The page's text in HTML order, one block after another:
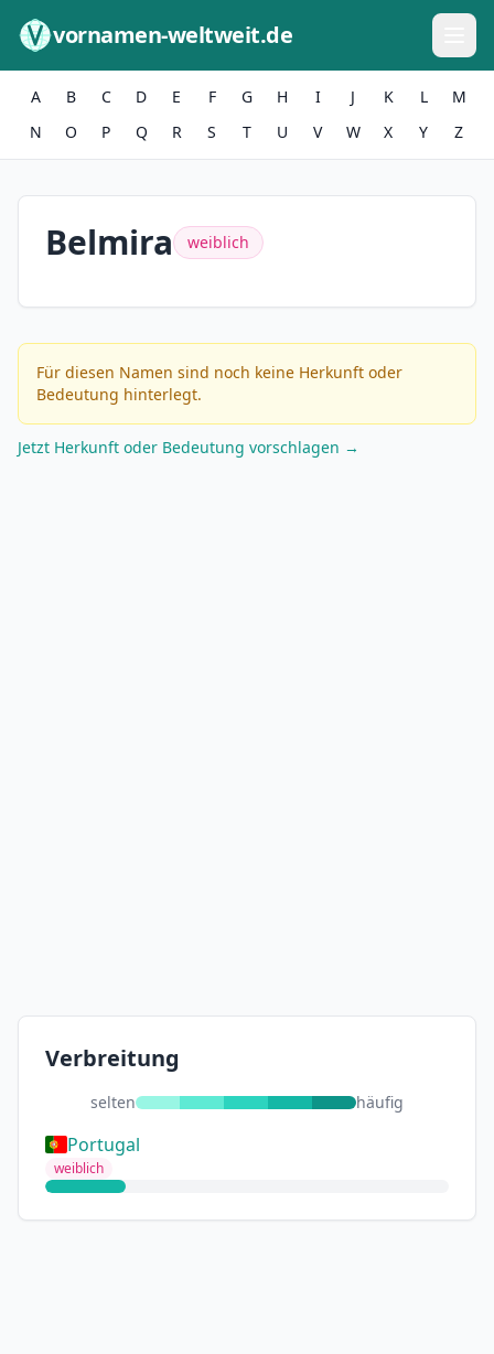
vornamen-weltweit.de
A B C D E F G H I J K L
M
N
O P Q R S T U V W X Y Z
Belmira weiblich
Für diesen Namen sind noch keine Herkunft oder
Bedeutung hinterlegt.
Jetzt Herkunft oder Bedeutung vorschlagen →
Verbreitung
selten häufig
Portugal
weiblich